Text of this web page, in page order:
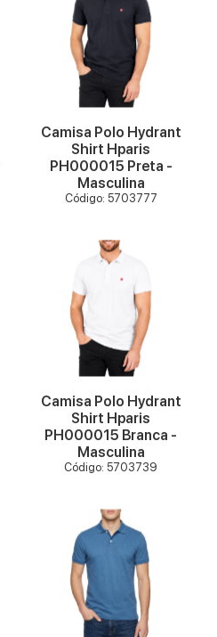
VER MAIS
Camisa Polo Hydrant
Shirt Hparis
PH000015 Preta -
Masculina
Código: 5703777
VER MAIS
Camisa Polo Hydrant
Shirt Hparis
PH000015 Branca -
Masculina
Código: 5703739
VER MAIS